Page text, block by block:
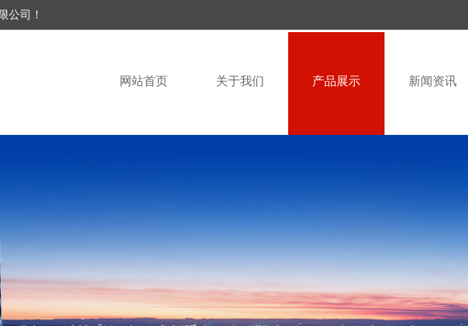
公司！
网站首页 关于我们 产品展示 新闻资讯